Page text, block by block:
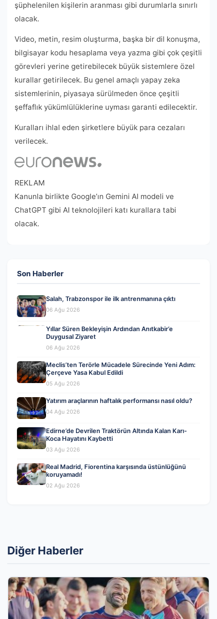
şüphelenilen kişilerin aranması gibi durumlarla sınırlı
olacak.
Video, metin, resim oluşturma, başka bir dil konuşma,
bilgisayar kodu hesaplama veya yazma gibi çok çeşitli
görevleri yerine getirebilecek büyük sistemlere özel
kurallar getirilecek. Bu genel amaçlı yapay zeka
sistemlerinin, piyasaya sürülmeden önce çeşitli
şeffaflık yükümlülüklerine uyması garanti edilecektir.
Kuralları ihlal eden şirketlere büyük para cezaları
verilecek.
REKLAM
Kanunla birlikte Google’ın Gemini AI modeli ve
ChatGPT gibi AI teknolojileri katı kurallara tabi
olacak.
Son Haberler
Salah, Trabzonspor ile ilk antrenmanına çıktı
06 Ağu 2026
Yıllar Süren Bekleyişin Ardından Anıtkabir’e
Duygusal Ziyaret
06 Ağu 2026
Meclis’ten Terörle Mücadele Sürecinde Yeni Adım:
Çerçeve Yasa Kabul Edildi
05 Ağu 2026
Yatırım araçlarının haftalık performansı nasıl oldu?
04 Ağu 2026
Edirne’de Devrilen Traktörün Altında Kalan Karı-
Koca Hayatını Kaybetti
03 Ağu 2026
Real Madrid, Fiorentina karşısında üstünlüğünü
koruyamadı!
02 Ağu 2026
Diğer Haberler